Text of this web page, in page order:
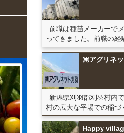
前職は種苗メーカーで
ってきました。前職の
㈱アグリネ
新潟県刈羽郡刈羽村内
村の広大な平場での稲づ
Happy